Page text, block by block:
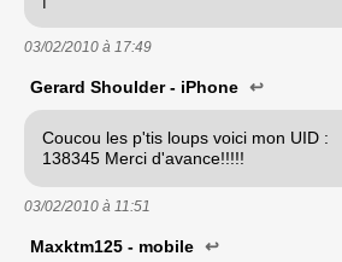
03/02/2010 à 17:49
Gerard Shoulder - iPhone ↩
Coucou les p'tis loups voici mon UID :
138345 Merci d'avance!!!!!
03/02/2010 à 11:51
Maxktm125 - mobile ↩